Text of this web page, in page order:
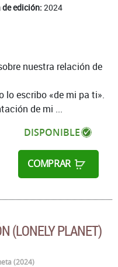
de edición: 2024
DISPONIBLE
COMPRAR
nuestra relación de
lo escribo «de mi pa ti».
de mi ...
(LONELY PLANET)
(2024)